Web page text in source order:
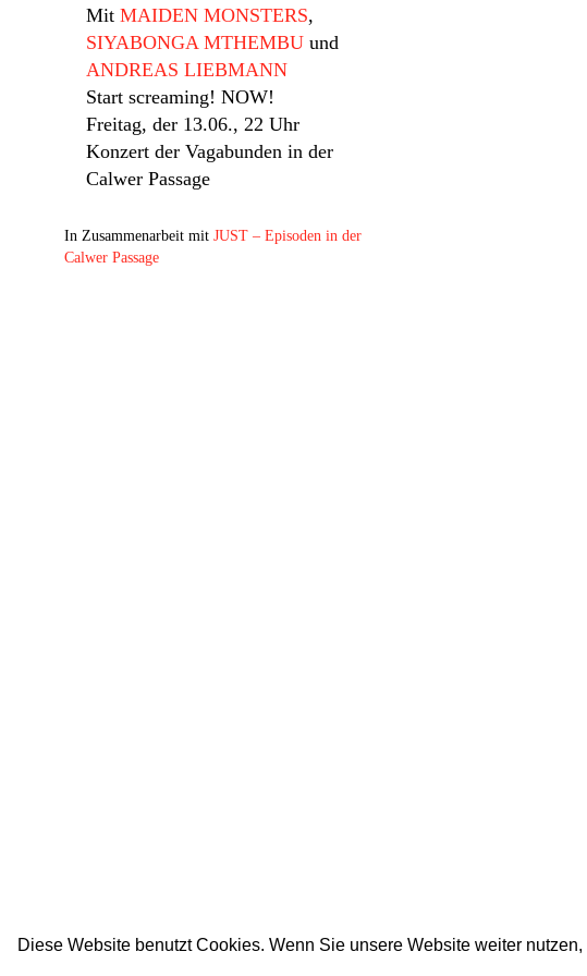
Diese Website benutzt Cookies. Wenn Sie unsere Website weiter
Mit MAIDEN MONSTERS,
SIYABONGA MTHEMBU und
ANDREAS LIEBMANN
Start screaming! NOW!
Freitag, der 13.06., 22 Uhr
Konzert der Vagabunden in der
Calwer Passage
In Zusammenarbeit mit JUST – Episoden in der
Calwer Passage